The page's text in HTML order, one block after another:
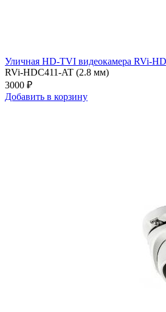
Уличная HD-TVI видеокамера RVi-
RVi-HDC411-AT (2.8 мм)
3000 ₽
Добавить в корзину